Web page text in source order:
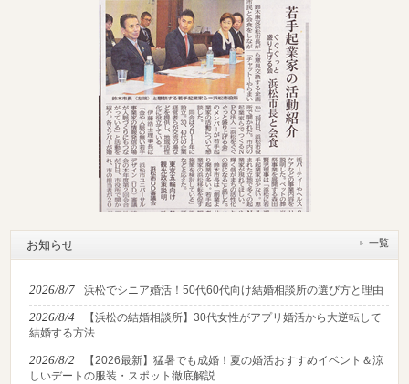
お知らせ 一覧
2026/8/7 浜松でシニア婚活！50代60代向け結婚相談所の選び方と理由
2026/8/4
【浜松の結婚相談所】30代女性がアプリ婚活から大逆転して
結婚する方法
2026/8/2
【2026最新】猛暑でも成婚！夏の婚活おすすめイベント＆涼
しいデートの服装・スポット徹底解説